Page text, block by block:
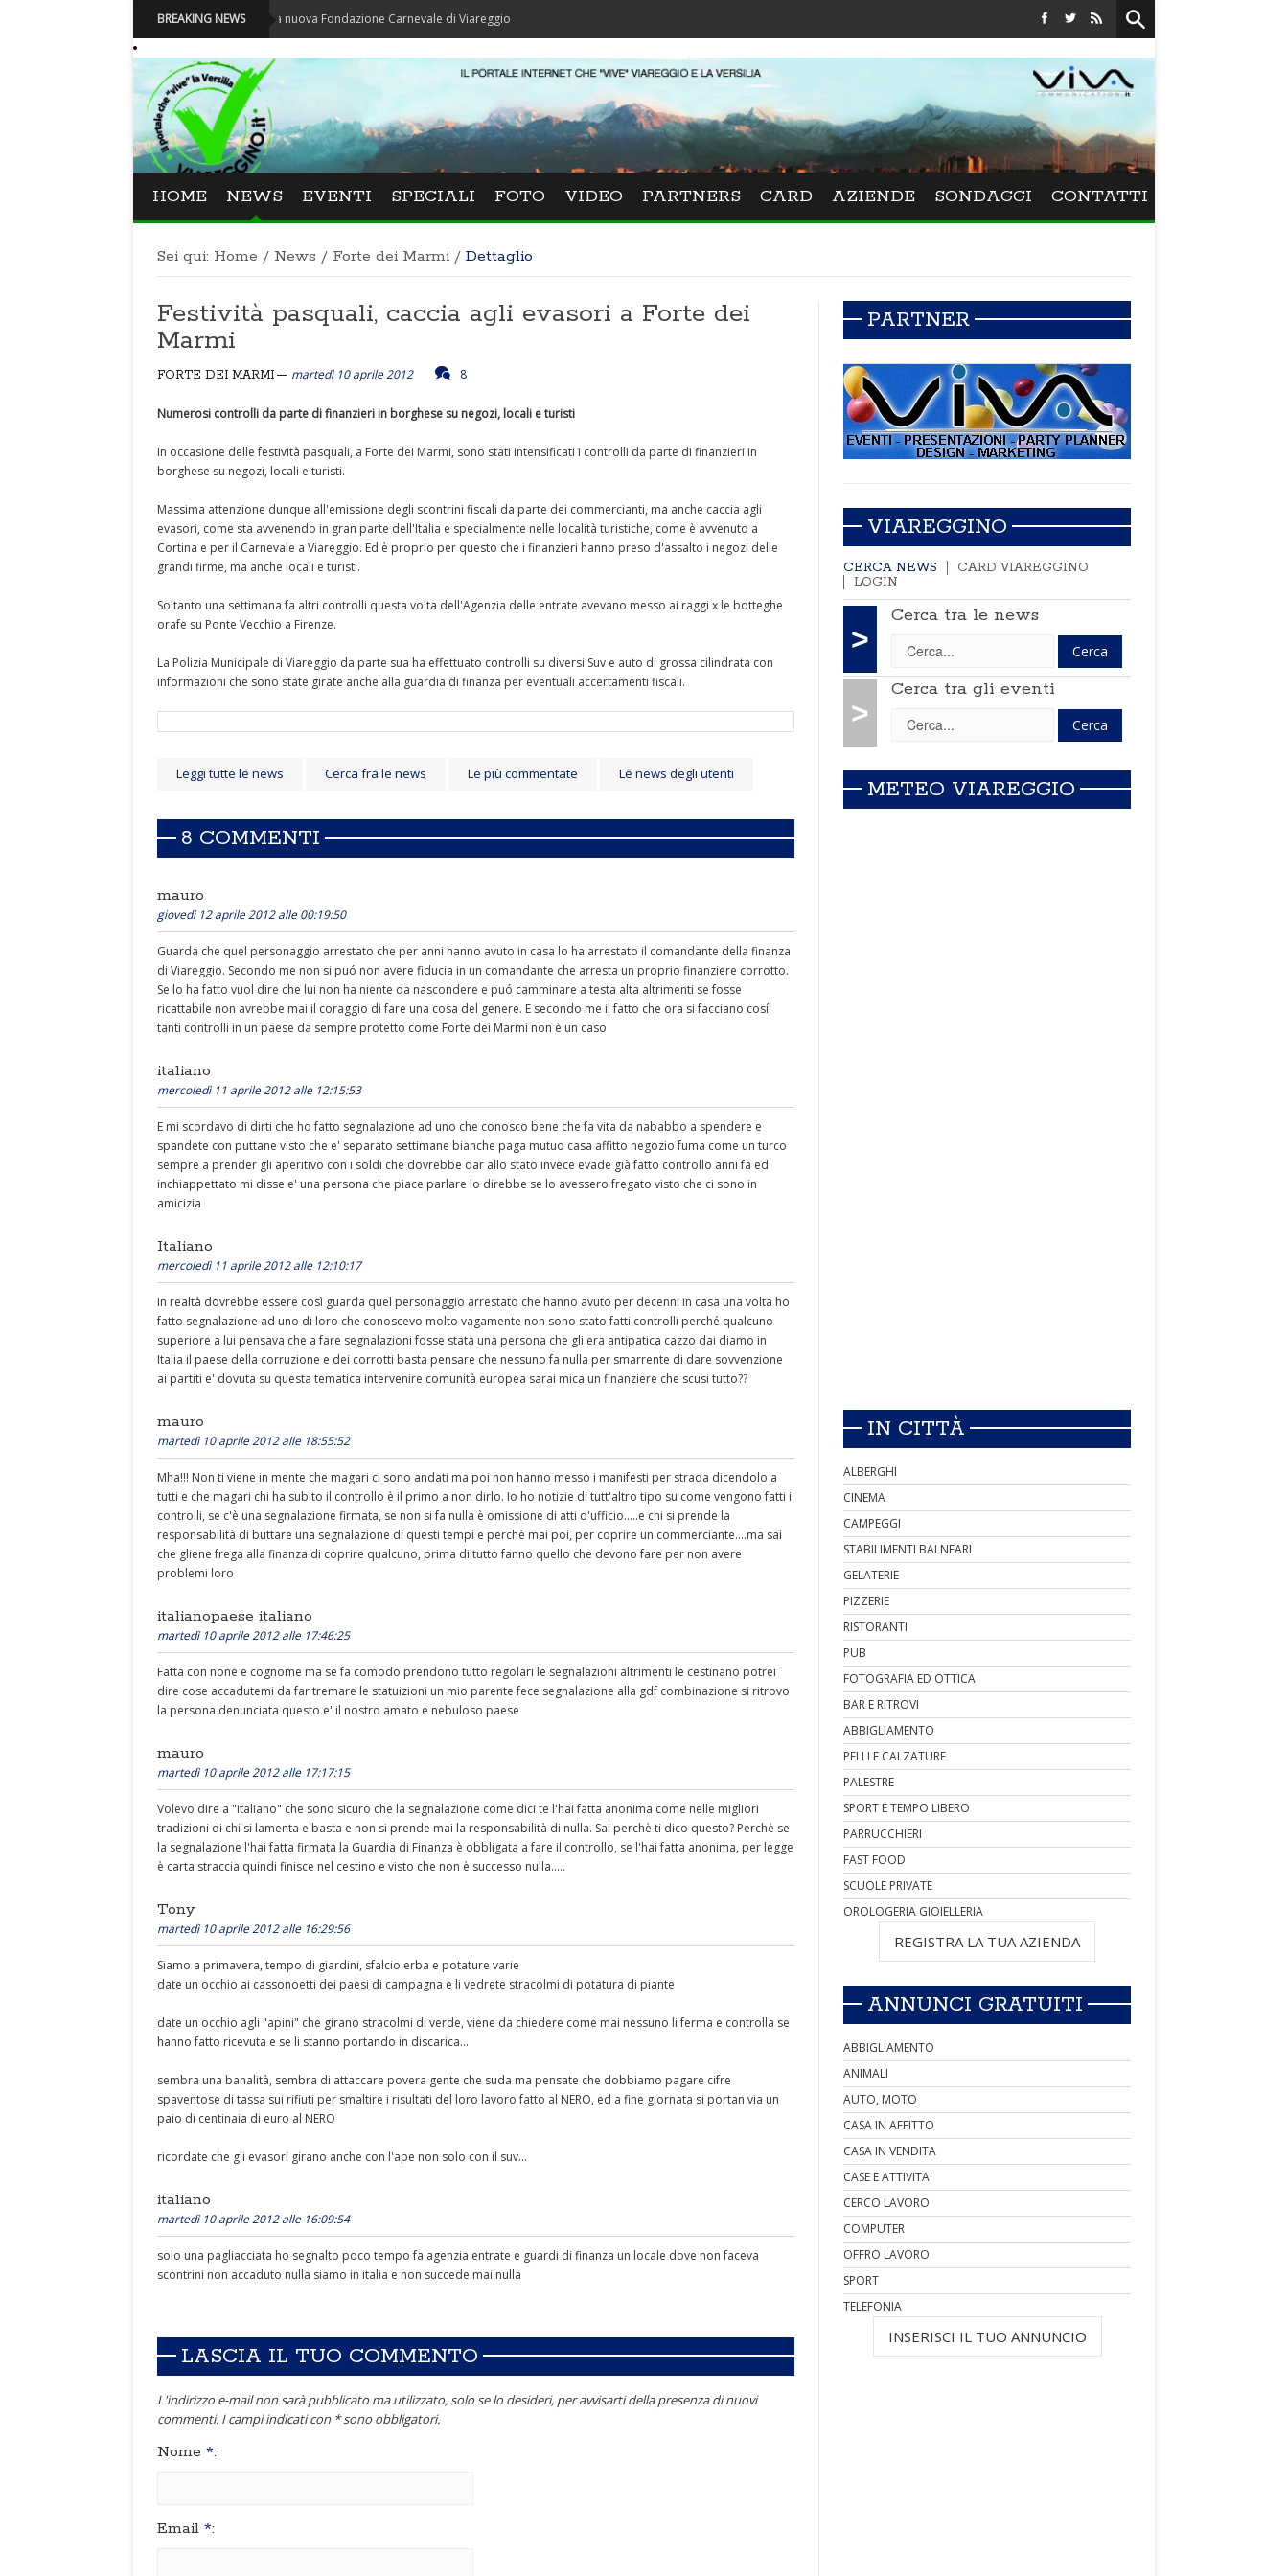
BREAKING NEWS
Carnevale - Nominata la nuova Fondazione Carnevale di Viareggio Festival La Versiliana - La direttrice lucchese Beatrice Venezi
HOME NEWS EVENTI SPECIALI FOTO VIDEO PARTNERS CARD AZIENDE SONDAGGI CONTATTI
Sei qui: Home / News / Forte dei Marmi / Dettaglio
Festività pasquali, caccia agli evasori a Forte dei
Marmi
FORTE DEI MARMI martedì 10 aprile 2012 8
Numerosi controlli da parte di finanzieri in borghese su negozi, locali e turisti
In occasione delle festività pasquali, a Forte dei Marmi, sono stati intensificati i controlli da parte di finanzieri in
borghese su negozi, locali e turisti.
Massima attenzione dunque all'emissione degli scontrini fiscali da parte dei commercianti, ma anche caccia agli
evasori, come sta avvenendo in gran parte dell'Italia e specialmente nelle località turistiche, come è avvenuto a
Cortina e per il Carnevale a Viareggio. Ed è proprio per questo che i finanzieri hanno preso d'assalto i negozi delle
grandi firme, ma anche locali e turisti.
Soltanto una settimana fa altri controlli questa volta dell'Agenzia delle entrate avevano messo ai raggi x le botteghe
orafe su Ponte Vecchio a Firenze.
La Polizia Municipale di Viareggio da parte sua ha effettuato controlli su diversi Suv e auto di grossa cilindrata con
informazioni che sono state girate anche alla guardia di finanza per eventuali accertamenti fiscali.
Leggi tutte le news Cerca fra le news Le più commentate Le news degli utenti
8 COMMENTI
mauro
giovedì 12 aprile 2012 alle 00:19:50
Guarda che quel personaggio arrestato che per anni hanno avuto in casa lo ha arrestato il comandante della finanza
di Viareggio. Secondo me non si puó non avere fiducia in un comandante che arresta un proprio finanziere corrotto.
Se lo ha fatto vuol dire che lui non ha niente da nascondere e puó camminare a testa alta altrimenti se fosse
ricattabile non avrebbe mai il coraggio di fare una cosa del genere. E secondo me il fatto che ora si facciano cosí
tanti controlli in un paese da sempre protetto come Forte dei Marmi non è un caso
italiano
mercoledì 11 aprile 2012 alle 12:15:53
E mi scordavo di dirti che ho fatto segnalazione ad uno che conosco bene che fa vita da nababbo a spendere e
spandete con puttane visto che e' separato settimane bianche paga mutuo casa affitto negozio fuma come un turco
sempre a prender gli aperitivo con i soldi che dovrebbe dar allo stato invece evade già fatto controllo anni fa ed
inchiappettato mi disse e' una persona che piace parlare lo direbbe se lo avessero fregato visto che ci sono in
amicizia
Italiano
mercoledì 11 aprile 2012 alle 12:10:17
In realtà dovrebbe essere così guarda quel personaggio arrestato che hanno avuto per decenni in casa una volta ho
fatto segnalazione ad uno di loro che conoscevo molto vagamente non sono stato fatti controlli perché qualcuno
superiore a lui pensava che a fare segnalazioni fosse stata una persona che gli era antipatica cazzo dai diamo in
Italia il paese della corruzione e dei corrotti basta pensare che nessuno fa nulla per smarrente di dare sovvenzione
ai partiti e' dovuta su questa tematica intervenire comunità europea sarai mica un finanziere che scusi tutto??
mauro
martedì 10 aprile 2012 alle 18:55:52
Mha!!! Non ti viene in mente che magari ci sono andati ma poi non hanno messo i manifesti per strada dicendolo a
tutti e che magari chi ha subito il controllo è il primo a non dirlo. Io ho notizie di tutt'altro tipo su come vengono fatti i
controlli, se c'è una segnalazione firmata, se non si fa nulla è omissione di atti d'ufficio.....e chi si prende la
responsabilità di buttare una segnalazione di questi tempi e perchè mai poi, per coprire un commerciante....ma sai
che gliene frega alla finanza di coprire qualcuno, prima di tutto fanno quello che devono fare per non avere
problemi loro
italianopaese italiano
martedì 10 aprile 2012 alle 17:46:25
Fatta con none e cognome ma se fa comodo prendono tutto regolari le segnalazioni altrimenti le cestinano potrei
dire cose accadutemi da far tremare le statuizioni un mio parente fece segnalazione alla gdf combinazione si ritrovo
la persona denunciata questo e' il nostro amato e nebuloso paese
mauro
martedì 10 aprile 2012 alle 17:17:15
Volevo dire a "italiano" che sono sicuro che la segnalazione come dici te l'hai fatta anonima come nelle migliori
tradizioni di chi si lamenta e basta e non si prende mai la responsabilità di nulla. Sai perchè ti dico questo? Perchè se
la segnalazione l'hai fatta firmata la Guardia di Finanza è obbligata a fare il controllo, se l'hai fatta anonima, per legge
è carta straccia quindi finisce nel cestino e visto che non è successo nulla.....
Tony
martedì 10 aprile 2012 alle 16:29:56
Siamo a primavera, tempo di giardini, sfalcio erba e potature varie
date un occhio ai cassonoetti dei paesi di campagna e li vedrete stracolmi di potatura di piante
date un occhio agli "apini" che girano stracolmi di verde, viene da chiedere come mai nessuno li ferma e controlla se
hanno fatto ricevuta e se li stanno portando in discarica...
sembra una banalità, sembra di attaccare povera gente che suda ma pensate che dobbiamo pagare cifre
spaventose di tassa sui rifiuti per smaltire i risultati del loro lavoro fatto al NERO, ed a fine giornata si portan via un
paio di centinaia di euro al NERO
ricordate che gli evasori girano anche con l'ape non solo con il suv...
italiano
martedì 10 aprile 2012 alle 16:09:54
solo una pagliacciata ho segnalto poco tempo fa agenzia entrate e guardi di finanza un locale dove non faceva
scontrini non accaduto nulla siamo in italia e non succede mai nulla
LASCIA IL TUO COMMENTO
L'indirizzo e-mail non sarà pubblicato ma utilizzato, solo se lo desideri, per avvisarti della presenza di nuovi
commenti. I campi indicati con * sono obbligatori.
Nome *:
Email *:
PARTNER
VIAREGGINO
CERCA NEWS
CARD VIAREGGINO
LOGIN
>
Cerca tra le news
>
Cerca tra gli eventi
METEO VIAREGGIO
IN CITTÀ
ALBERGHI
CINEMA
CAMPEGGI
STABILIMENTI BALNEARI
GELATERIE
PIZZERIE
RISTORANTI
PUB
FOTOGRAFIA ED OTTICA
BAR E RITROVI
ABBIGLIAMENTO
PELLI E CALZATURE
PALESTRE
SPORT E TEMPO LIBERO
PARRUCCHIERI
FAST FOOD
SCUOLE PRIVATE
OROLOGERIA GIOIELLERIA
REGISTRA LA TUA AZIENDA
ANNUNCI GRATUITI
ABBIGLIAMENTO
ANIMALI
AUTO, MOTO
CASA IN AFFITTO
CASA IN VENDITA
CASE E ATTIVITA'
CERCO LAVORO
COMPUTER
OFFRO LAVORO
SPORT
TELEFONIA
INSERISCI IL TUO ANNUNCIO